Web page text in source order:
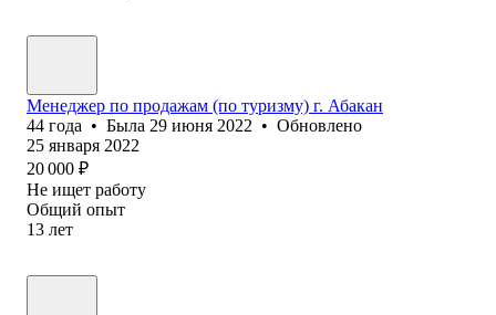
Менеджер по продажам (по туризму) г. Абакан
44 года • Была 29 июня 2022 • Обновлено
25 января 2022
20 000 ₽
Не ищет работу
Общий опыт
13 лет